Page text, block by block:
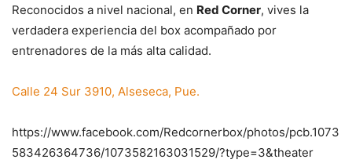
Reconocidos a nivel nacional, en Red Corner, vives la
verdadera experiencia del box acompañado por
entrenadores de la más alta calidad.
Calle 24 Sur 3910, Alseseca, Pue.
https://www.facebook.com/Redcornerbox/photos/pcb.1073
583426364736/1073582163031529/?type=3&theater